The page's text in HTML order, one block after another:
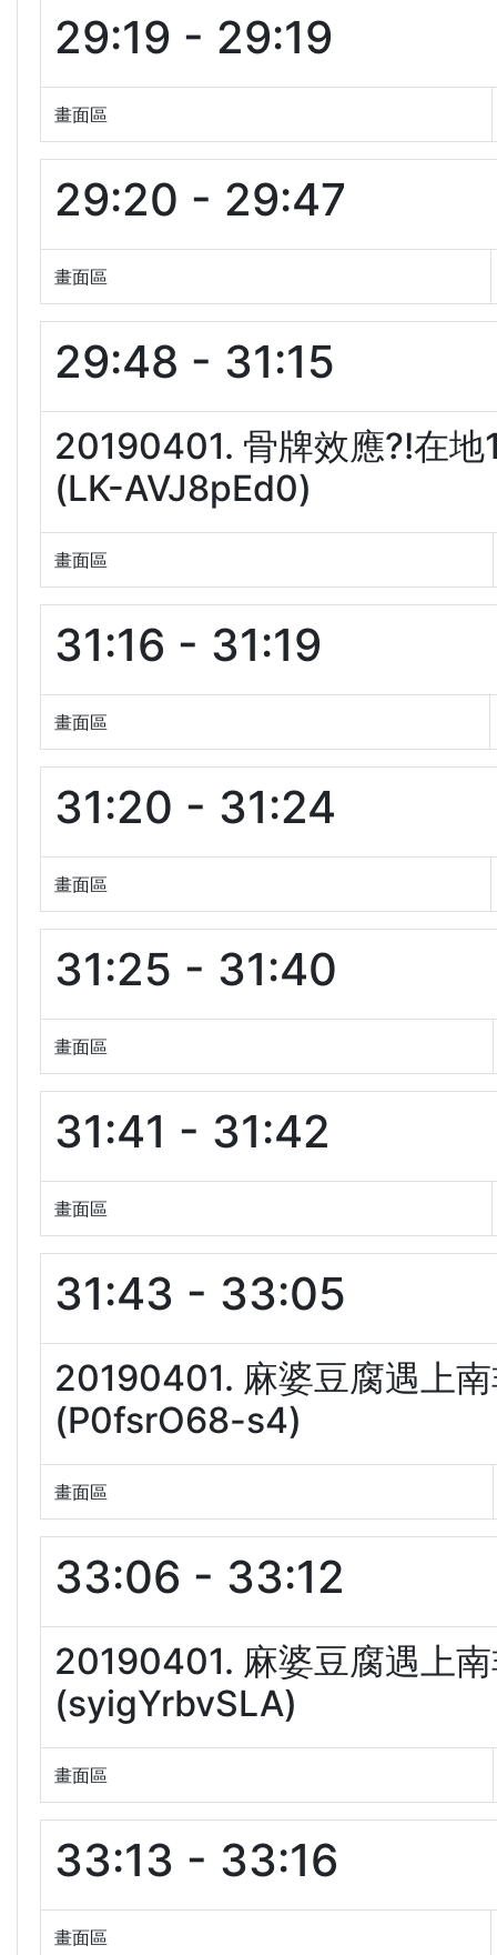
29:19 - 29:19
畫面區
29:20 - 29:47
畫面區
29:48 - 31:15
20190401. 骨牌效應?!在
(LK-AVJ8pEd0)
畫面區
31:16 - 31:19
畫面區
31:20 - 31:24
畫面區
31:25 - 31:40
畫面區
31:41 - 31:42
畫面區
31:43 - 33:05
20190401. 麻婆豆腐遇上
(P0fsrO68-s4)
畫面區
33:06 - 33:12
20190401. 麻婆豆腐遇上
(syigYrbvSLA)
畫面區
33:13 - 33:16
畫面區